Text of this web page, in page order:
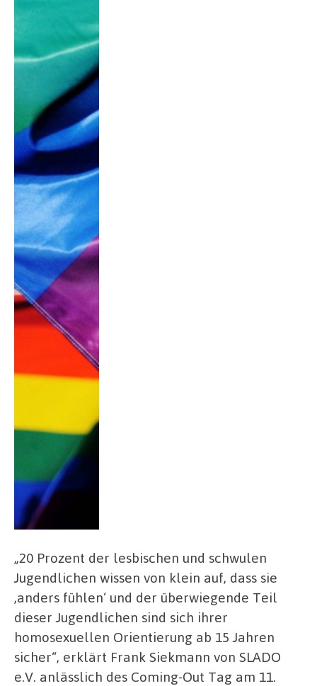
„20 Prozent der lesbischen und schwulen
Jugendlichen wissen von klein auf, dass sie
,anders fühlen‘ und der überwiegende Teil
dieser Jugendlichen sind sich ihrer
homosexuellen Orientierung ab 15 Jahren
sicher“, erklärt Frank Siekmann von SLADO
e.V. anlässlich des Coming-Out Tag am 11.